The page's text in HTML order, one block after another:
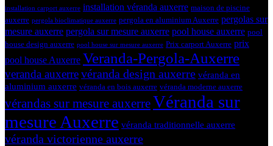
installation carport auxerre installation véranda auxerre maison de piscine
auxerre pergola bioclimatique auxerre pergola en aluminium Auxerre pergolas sur
mesure auxerre pergola sur mesure auxerre pool house auxerre pool
house design auxerre pool house sur mesure auxerre Prix carport Auxerre prix
pool house Auxerre Veranda-Pergola-Auxerre
veranda auxerrevéranda design auxerre véranda en
aluminium auxerre véranda en bois auxerre véranda moderne auxerre
vérandas sur mesure auxerreVéranda sur
mesure Auxerre véranda traditionnelle auxerre
véranda victorienne auxerre